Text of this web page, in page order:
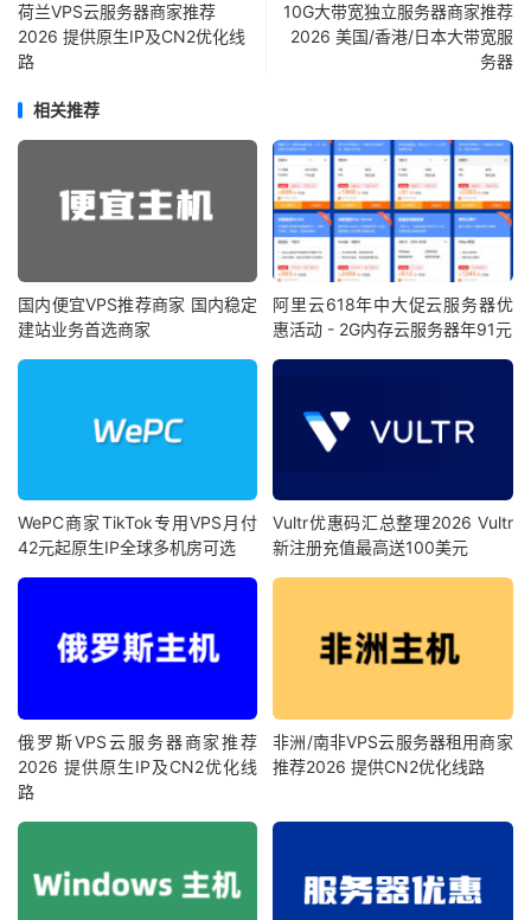
荷兰VPS云服务器商家推荐
2026 提供原生IP及CN2优化线
路
10G大带宽独立服务器商家推荐
2026 美国/香港/日本大带宽服
务器
相关推荐
国内便宜VPS推荐商家 国内稳定
建站业务首选商家
阿里云618年中大促云服务器优
惠活动 - 2G内存云服务器年91元
WePC商家TikTok专用VPS月付
42元起原生IP全球多机房可选
Vultr优惠码汇总整理2026 Vultr
新注册充值最高送100美元
俄罗斯VPS云服务器商家推荐
2026 提供原生IP及CN2优化线
路
非洲/南非VPS云服务器租用商家
推荐2026 提供CN2优化线路